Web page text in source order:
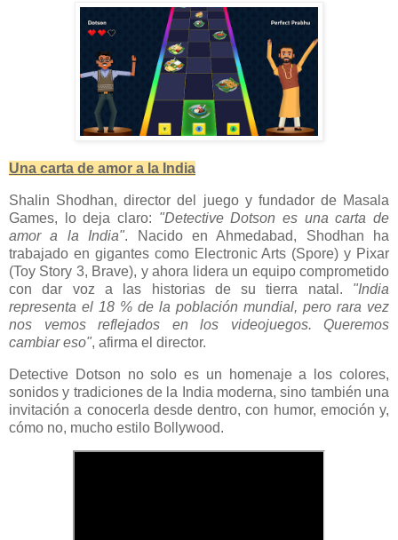
Una carta de amor a la India
Shalin Shodhan, director del juego y fundador de Masala
Games, lo deja claro: "Detective Dotson es una carta de
amor a la India". Nacido en Ahmedabad, Shodhan ha
trabajado en gigantes como Electronic Arts (Spore) y Pixar
(Toy Story 3, Brave), y ahora lidera un equipo comprometido
con dar voz a las historias de su tierra natal. "India
representa el 18 % de la población mundial, pero rara vez
nos vemos reflejados en los videojuegos. Queremos
cambiar eso", afirma el director.
Detective Dotson no solo es un homenaje a los colores,
sonidos y tradiciones de la India moderna, sino también una
invitación a conocerla desde dentro, con humor, emoción y,
cómo no, mucho estilo Bollywood.